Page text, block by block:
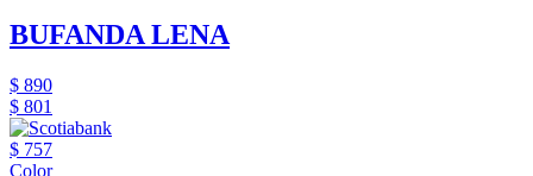
BUFANDA LENA
$ 890
$ 801
$ 757
Color